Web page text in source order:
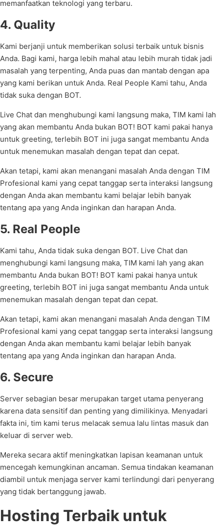
memanfaatkan teknologi yang terbaru.
4. Quality
Kami berjanji untuk memberikan solusi terbaik untuk bisnis
Anda. Bagi kami, harga lebih mahal atau lebih murah tidak jadi
masalah yang terpenting, Anda puas dan mantab dengan apa
yang kami berikan untuk Anda. Real People Kami tahu, Anda
tidak suka dengan BOT.
Live Chat dan menghubungi kami langsung maka, TIM kami lah
yang akan membantu Anda bukan BOT! BOT kami pakai hanya
untuk greeting, terlebih BOT ini juga sangat membantu Anda
untuk menemukan masalah dengan tepat dan cepat.
Akan tetapi, kami akan menangani masalah Anda dengan TIM
Profesional kami yang cepat tanggap serta interaksi langsung
dengan Anda akan membantu kami belajar lebih banyak
tentang apa yang Anda inginkan dan harapan Anda.
5. Real People
Kami tahu, Anda tidak suka dengan BOT. Live Chat dan
menghubungi kami langsung maka, TIM kami lah yang akan
membantu Anda bukan BOT! BOT kami pakai hanya untuk
greeting, terlebih BOT ini juga sangat membantu Anda untuk
menemukan masalah dengan tepat dan cepat.
Akan tetapi, kami akan menangani masalah Anda dengan TIM
Profesional kami yang cepat tanggap serta interaksi langsung
dengan Anda akan membantu kami belajar lebih banyak
tentang apa yang Anda inginkan dan harapan Anda.
6. Secure
Server sebagian besar merupakan target utama penyerang
karena data sensitif dan penting yang dimilikinya. Menyadari
fakta ini, tim kami terus melacak semua lalu lintas masuk dan
keluar di server web.
Mereka secara aktif meningkatkan lapisan keamanan untuk
mencegah kemungkinan ancaman. Semua tindakan keamanan
diambil untuk menjaga server kami terlindungi dari penyerang
yang tidak bertanggung jawab.
Hosting Terbaik untuk